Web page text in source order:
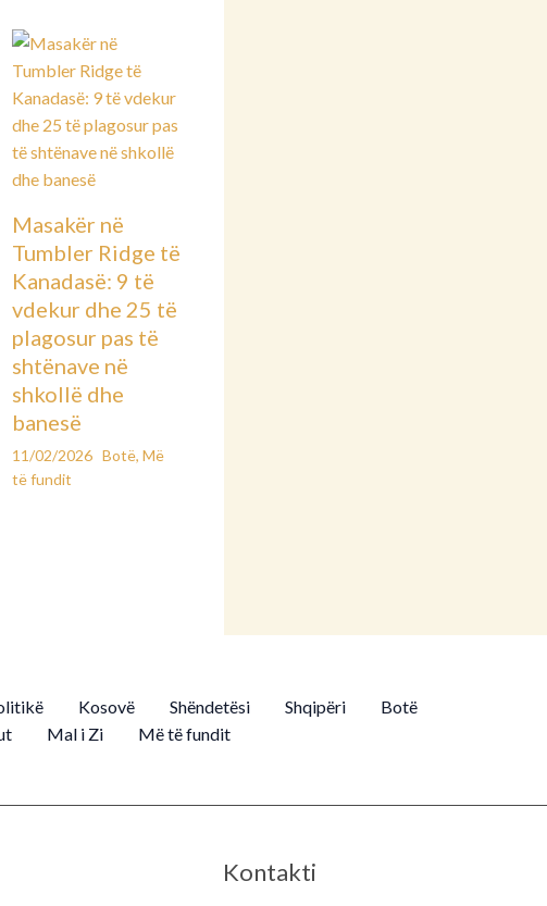
Masakër në
Tumbler Ridge të
Kanadasë: 9 të
vdekur dhe 25 të
plagosur pas të
shtënave në
shkollë dhe
banesë
11/02/2026 Botë, Më
të fundit
Kosovë Shëndetësi Shqipëri
Botë
Mal i Zi Më të fundit
Kontakti